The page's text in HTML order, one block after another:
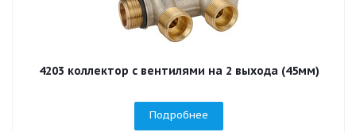
4203 коллектор с вентилями на 2 выхода (45мм)
Подробнее